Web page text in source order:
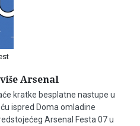
Arsenal
kratke besplatne nastupe u
ispred Doma omladine
Arsenal Festa 07 u